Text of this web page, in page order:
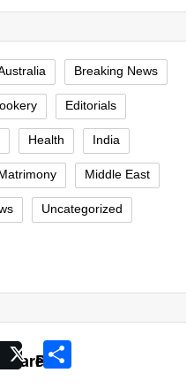
Breaking News
Editorials
Health India
Middle East
Uncategorized
SharePost Share